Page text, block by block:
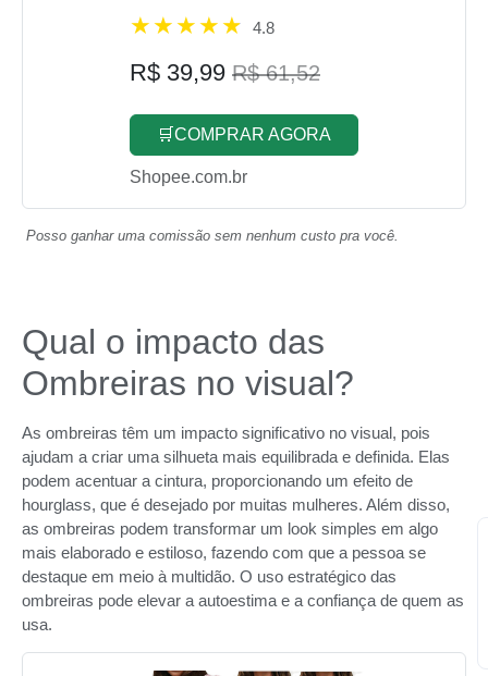
4.8
R$ 39,99 R$ 61,52
🛒COMPRAR AGORA
Shopee.com.br
Posso ganhar uma comissão sem nenhum custo pra você.
Qual o impacto das
Ombreiras no visual?
As ombreiras têm um impacto significativo no visual, pois
ajudam a criar uma silhueta mais equilibrada e definida. Elas
podem acentuar a cintura, proporcionando um efeito de
hourglass, que é desejado por muitas mulheres. Além disso,
as ombreiras podem transformar um look simples em algo
mais elaborado e estiloso, fazendo com que a pessoa se
destaque em meio à multidão. O uso estratégico das
ombreiras pode elevar a autoestima e a confiança de quem as
usa.